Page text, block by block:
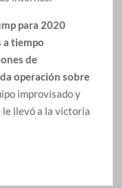
para 2020
a tiempo
de
operación sobre
improvisado y
le llevó a la victoria